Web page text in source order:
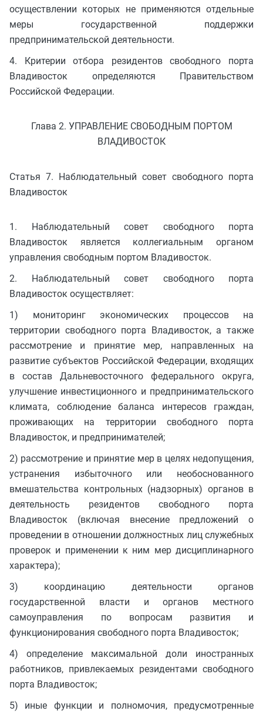
осуществлении которых не применяются отдельные
меры государственной поддержки
предпринимательской деятельности.
4. Критерии отбора резидентов свободного порта
Владивосток определяются Правительством
Российской Федерации.
Глава 2. УПРАВЛЕНИЕ СВОБОДНЫМ ПОРТОМ
ВЛАДИВОСТОК
Статья 7. Наблюдательный совет свободного порта
Владивосток
1. Наблюдательный совет свободного порта
Владивосток является коллегиальным органом
управления свободным портом Владивосток.
2. Наблюдательный совет свободного порта
Владивосток осуществляет:
1) мониторинг экономических процессов на
территории свободного порта Владивосток, а также
рассмотрение и принятие мер, направленных на
развитие субъектов Российской Федерации, входящих
в состав Дальневосточного федерального округа,
улучшение инвестиционного и предпринимательского
климата, соблюдение баланса интересов граждан,
проживающих на территории свободного порта
Владивосток, и предпринимателей;
2) рассмотрение и принятие мер в целях недопущения,
устранения избыточного или необоснованного
вмешательства контрольных (надзорных) органов в
деятельность резидентов свободного порта
Владивосток (включая внесение предложений о
проведении в отношении должностных лиц служебных
проверок и применении к ним мер дисциплинарного
характера);
3) координацию деятельности органов
государственной власти и органов местного
самоуправления по вопросам развития и
функционирования свободного порта Владивосток;
4) определение максимальной доли иностранных
работников, привлекаемых резидентами свободного
порта Владивосток;
5) иные функции и полномочия, предусмотренные